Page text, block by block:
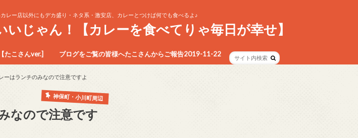
ー店以外にもデカ盛り・ネタ系・激安店、カレーとつけば何でも食べるよ♪
じゃん！【カレーを食べてりゃ毎日が幸せ】
たこさんver.] ブログをご覧の皆様へたこさんからご報告2019-11-22
はランチのみなので注意ですよ
神保町・小川町周辺
なので注意です